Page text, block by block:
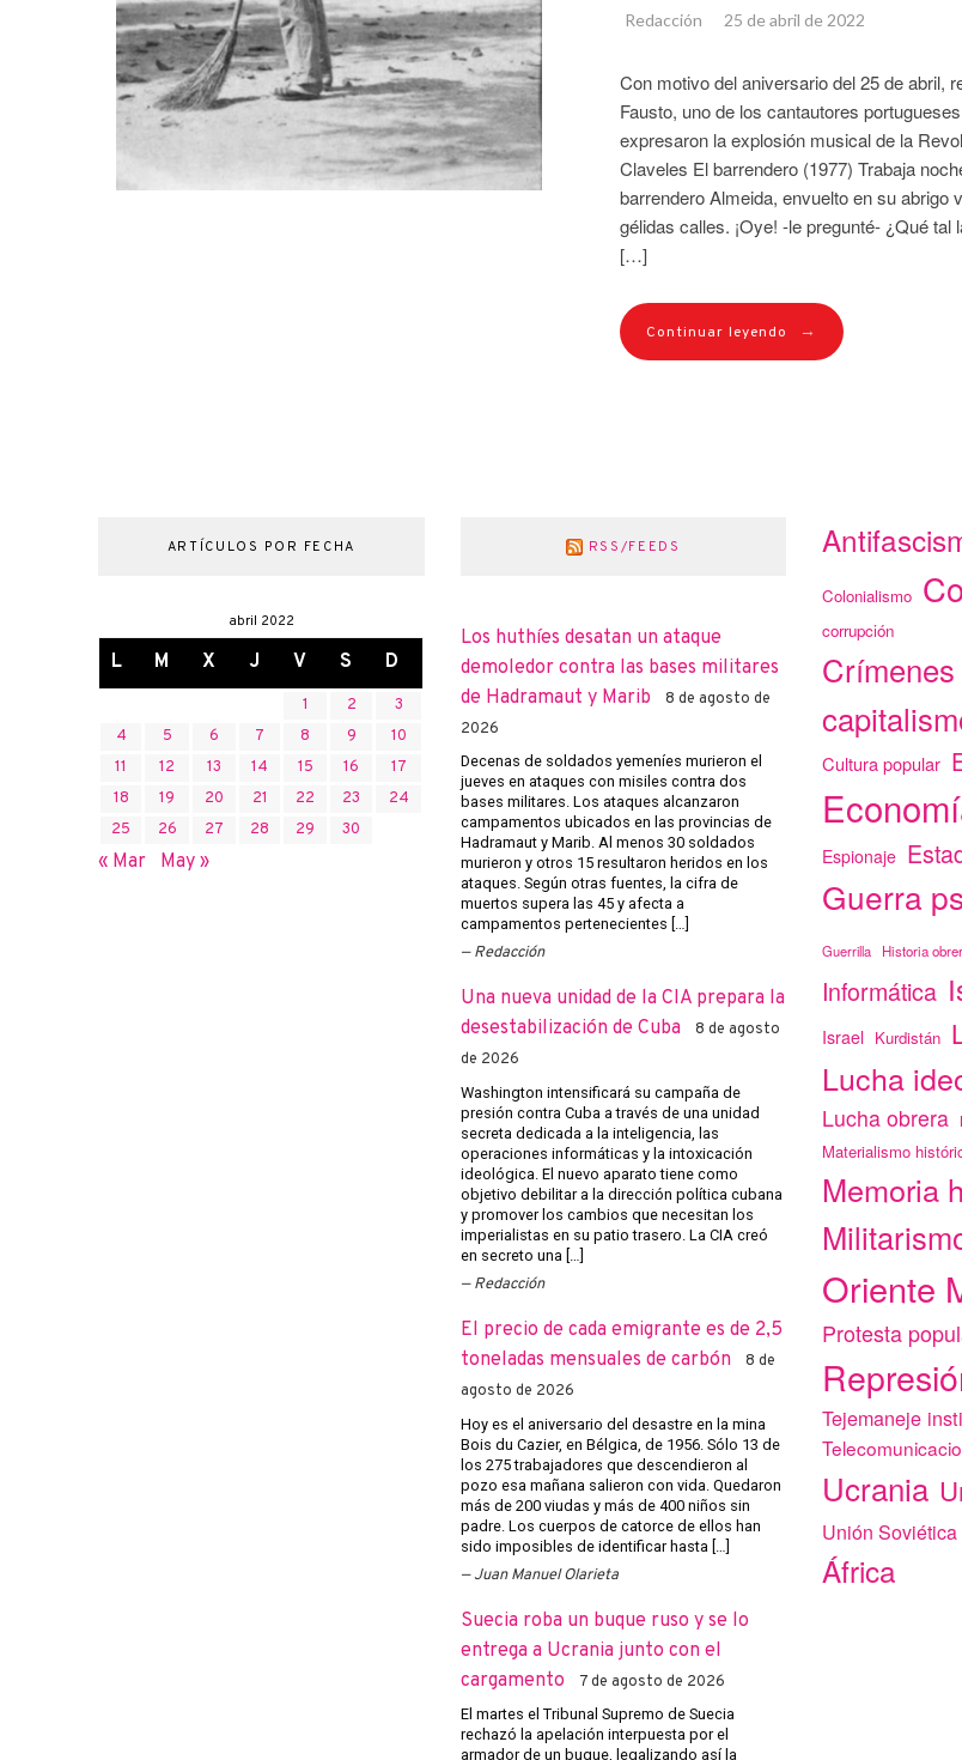
Redacción 25 de abril de 2022
Con motivo del aniversario del 25 de abril,
Fausto, uno de los cantautores
expresaron la explosión musical de la
Claveles El barrendero (1977) Trabaja
barrendero Almeida, envuelto en su abrigo
gélidas calles. ¡Oye! -le pregunté- ¿Qué tal
[…]
Continuar leyendo →
ARTÍCULOS POR FECHA
abril 2022
L M X J V S D
1 2
3
4
5 6 7 8 9
10
11
12 13 14 15 16
17
18
19 20 21 22 23
24
25
26 27 28 29 30
« Mar May »
RSS/FEEDS
Los huthíes desatan un ataque
demoledor contra las bases militares
de Hadramaut y Marib
8 de agosto de
2026
Decenas de soldados yemeníes murieron el
jueves en ataques con misiles contra dos
bases militares. Los ataques alcanzaron
campamentos ubicados en las provincias de
Hadramaut y Marib. Al menos 30 soldados
murieron y otros 15 resultaron heridos en los
ataques. Según otras fuentes, la cifra de
muertos supera las 45 y afecta a
campamentos pertenecientes […]
Redacción
Una nueva unidad de la CIA prepara la
desestabilización de Cuba
8 de agosto
de 2026
Washington intensificará su campaña de
presión contra Cuba a través de una unidad
secreta dedicada a la inteligencia, las
operaciones informáticas y la intoxicación
ideológica. El nuevo aparato tiene como
objetivo debilitar a la dirección política cubana
y promover los cambios que necesitan los
imperialistas en su patio trasero. La CIA creó
en secreto una […]
Redacción
El precio de cada emigrante es de 2,5
toneladas mensuales de carbón
8 de
agosto de 2026
Hoy es el aniversario del desastre en la mina
Bois du Cazier, en Bélgica, de 1956. Sólo 13 de
los 275 trabajadores que descendieron al
pozo esa mañana salieron con vida. Quedaron
más de 200 viudas y más de 400 niños sin
padre. Los cuerpos de catorce de ellos han
sido imposibles de identificar hasta […]
Juan Manuel Olarieta
Suecia roba un buque ruso y se lo
entrega a Ucrania junto con el
cargamento
7 de agosto de 2026
El martes el Tribunal Supremo de Suecia
rechazó la apelación interpuesta por el
armador de un buque, legalizando así la
Colonialismo
corrupción
Crímenes
Cultura popular
Espionaje
Guerra
Guerrilla Historia
Informática
Israel Kurdistán
Lucha
Lucha obrera
Materialismo
Memoria
Oriente
Protesta
Tejemaneje
Ucrania
Unión Soviética
África